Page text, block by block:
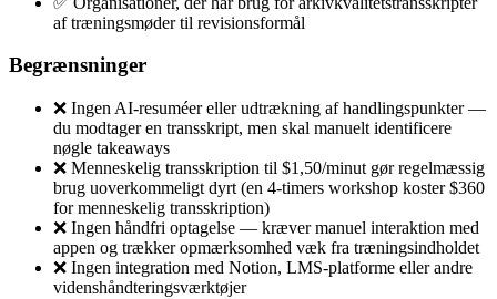
af træningsmøder til revisionsformål
Begrænsninger
❌ Ingen AI-resuméer eller udtrækning af handlingspunkter —
du modtager en transskript, men skal manuelt identificere
nøgle takeaways
❌ Menneskelig transskription til $1,50/minut gør regelmæssig
brug uoverkommeligt dyrt (en 4-timers workshop koster $360
for menneskelig transskription)
❌ Ingen håndfri optagelse — kræver manuel interaktion med
appen og trækker opmærksomhed væk fra træningsindholdet
❌ Ingen integration med Notion, LMS-platforme eller andre
videnshåndteringsværktøjer